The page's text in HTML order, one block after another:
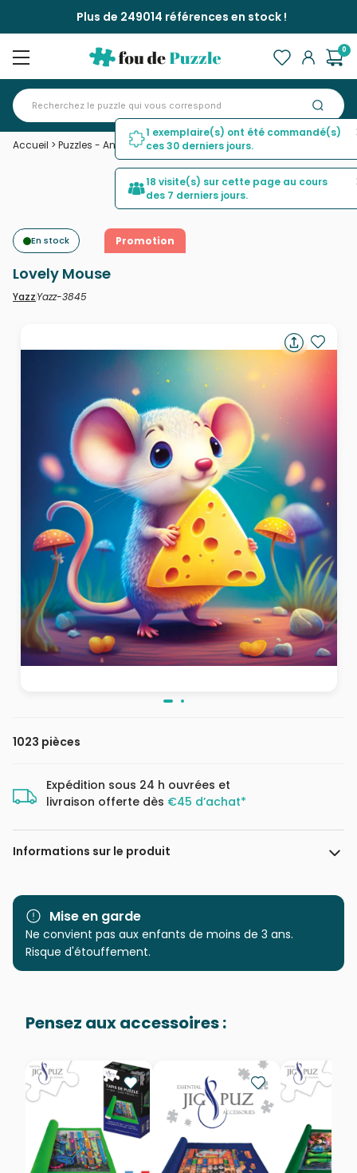
Plus de 249014 références en stock !
0
Accueil > Puzzles - Animaux en BD et dessins>Lovely Mouse
En stock Promotion
Lovely Mouse
YazzYazz-3845
1023 pièces
Expédition sous 24 h ouvrées et
livraison offerte dès €45 d’achat*
Informations sur le produit
Marque Yazz
Catégorie
Puzzles - Animaux en BD et
EAN 8699375068054
Nombre de pièces 1023 pièces
Dimensions 60 x 60 cm
Mise en garde
Ne convient pas aux enfants de moins de 3 ans.
Risque d'étouffement.
Pensez aux accessoires :
1 exemplaire(s) ont été commandé(s)
ces 30 derniers jours.
18 visite(s) sur cette page au cours
des 7 derniers jours.